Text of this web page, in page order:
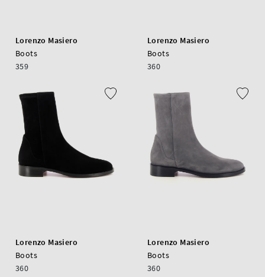
Lorenzo Masiero
Boots
359
Lorenzo Masiero
Boots
360
Lorenzo Masiero
Boots
360
Lorenzo Masiero
Boots
360